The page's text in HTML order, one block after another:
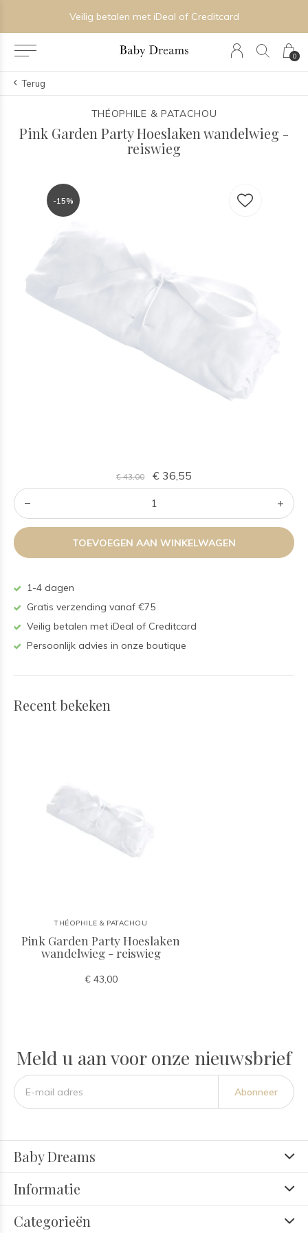
0
Veilig betalen met iDeal of Creditcard
Terug
THÉOPHILE & PATACHOU
Pink Garden Party Hoeslaken wandelwieg -
reiswieg
-15%
€ 43,00 € 36,55
TOEVOEGEN AAN WINKELWAGEN
1-4 dagen
Gratis verzending vanaf €75
Veilig betalen met iDeal of Creditcard
Persoonlijk advies in onze boutique
Recent bekeken
THÉOPHILE & PATACHOU
Pink Garden Party Hoeslaken
wandelwieg - reiswieg
€ 43,00
Meld u aan voor onze nieuwsbrief
Abonneer
Baby Dreams
Informatie
Categorieën